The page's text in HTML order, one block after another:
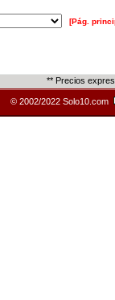
[Pág.
** Precios
© 2002/2022 Solo10.com